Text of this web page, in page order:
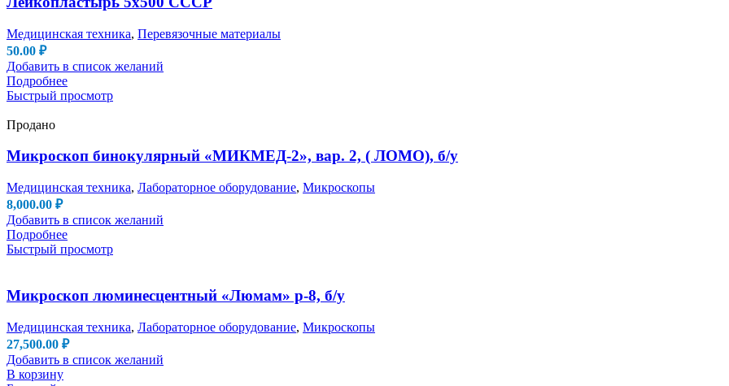
Медицинская техника, Перевязочные материалы
50.00 ₽
Добавить в список желаний
Подробнее
Быстрый просмотр
Продано
Микроскоп бинокулярный «МИКМЕД-2», вар. 2, ( ЛОМО), б/у
Медицинская техника, Лабораторное оборудование, Микроскопы
8,000.00 ₽
Добавить в список желаний
Подробнее
Быстрый просмотр
Микроскоп люминесцентный «Люмам» р-8, б/у
Медицинская техника, Лабораторное оборудование, Микроскопы
27,500.00 ₽
Добавить в список желаний
В корзину